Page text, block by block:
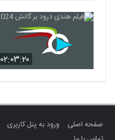
۰۲:۰۳:۲۰
صفحه اصلی ورود به پنل کاربری